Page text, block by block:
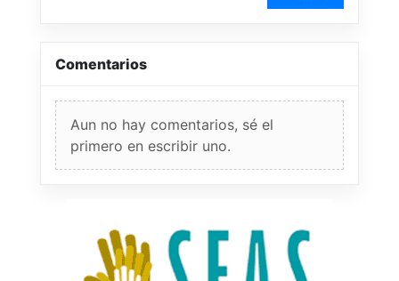
Comentarios
Aun no hay comentarios, sé el
primero en escribir uno.